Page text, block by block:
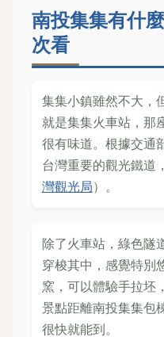
南投集集有什
次看
集集小鎮雖然不大，
就是集集火車站，那
很有味道。根據交通
台灣重要的觀光鐵道
灣觀光局）。
除了火車站，綠色隧
穿梭其中，感覺特別
窯，可以體驗手拉坯
景點距離南投集集包
很快就能到。